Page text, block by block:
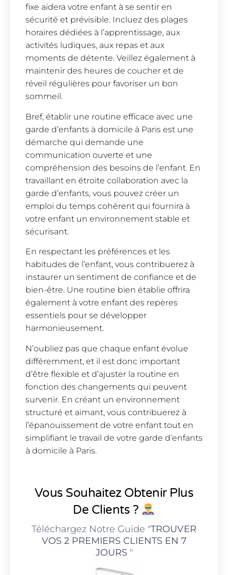
fixe aidera votre enfant à se sentir en
sécurité et prévisible. Incluez des plages
horaires dédiées à l’apprentissage, aux
activités ludiques, aux repas et aux
moments de détente. Veillez également à
maintenir des heures de coucher et de
réveil régulières pour favoriser un bon
sommeil.
Bref, établir une routine efficace avec une
garde d’enfants à domicile à Paris est une
démarche qui demande une
communication ouverte et une
compréhension des besoins de l’enfant. En
travaillant en étroite collaboration avec la
garde d’enfants, vous pouvez créer un
emploi du temps cohérent qui fournira à
votre enfant un environnement stable et
sécurisant.
En respectant les préférences et les
habitudes de l’enfant, vous contribuerez à
instaurer un sentiment de confiance et de
bien-être. Une routine bien établie offrira
également à votre enfant des repères
essentiels pour se développer
harmonieusement.
N’oubliez pas que chaque enfant évolue
différemment, et il est donc important
d’être flexible et d’ajuster la routine en
fonction des changements qui peuvent
survenir. En créant un environnement
structuré et aimant, vous contribuerez à
l’épanouissement de votre enfant tout en
simplifiant le travail de votre garde d’enfants
à domicile à Paris.
Vous Souhaitez Obtenir Plus
De Clients ?
Téléchargez Notre Guide "TROUVER
VOS 2 PREMIERS CLIENTS EN 7
JOURS"